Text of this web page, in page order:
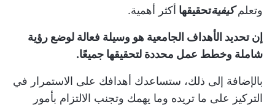
وتعلمكيفيةتحقيقها أكثر أهمية.
إن تحديد الأهداف الجامعية هو وسيلة فعالة لوضع رؤية
شاملة وخطط عمل محددة لتحقيقها جميعًا.
بالإضافة إلى ذلك، ستساعدك أهدافك على الاستمرار في
التركيز على ما تريده وما يهمك وتجنب الالتزام بأمور